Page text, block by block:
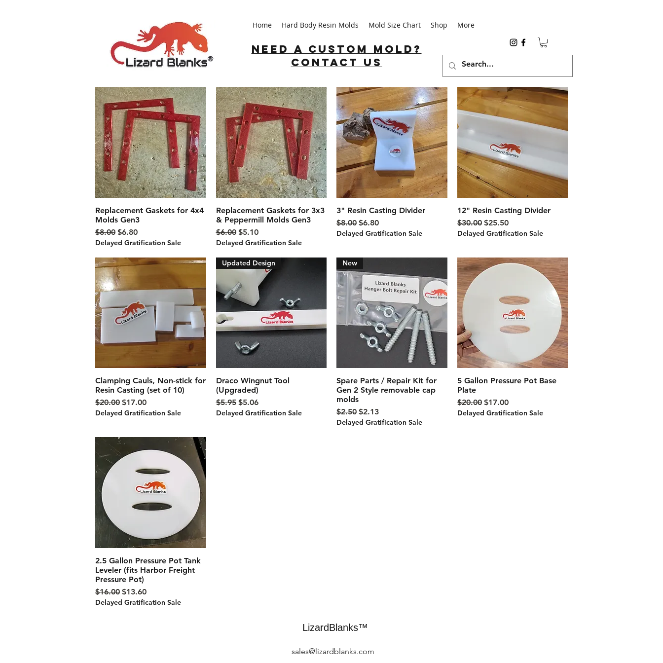
Home Hard Body Resin Molds Mold Size Chart Shop More
Need a custom mold?
Contact us
クイックビュー
Replacement Gaskets for 4x4
Molds Gen3
通常価格
$8.00 セール価格
$6.80
Delayed Gratification Sale
クイックビュー
Replacement Gaskets for 3x3
& Peppermill Molds Gen3
通常価格
$6.00 セール価格
$5.10
Delayed Gratification Sale
クイックビュー
3" Resin Casting Divider
通常価格
$8.00 セール価格
$6.80
Delayed Gratification Sale
クイックビュー
12" Resin Casting Divider
通常価格
$30.00 セール価格
$25.50
Delayed Gratification Sale
クイックビュー
Clamping Cauls, Non-stick for
Resin Casting (set of 10)
通常価格
$20.00 セール価格
$17.00
Delayed Gratification Sale
クイックビュー
Updated Design
Draco Wingnut Tool
(Upgraded)
通常価格
$5.95 セール価格
$5.06
Delayed Gratification Sale
クイックビュー
New
Spare Parts / Repair Kit for
Gen 2 Style removable cap
molds
通常価格
$2.50 セール価格
$2.13
Delayed Gratification Sale
クイックビュー
5 Gallon Pressure Pot Base
Plate
通常価格
$20.00 セール価格
$17.00
Delayed Gratification Sale
クイックビュー
2.5 Gallon Pressure Pot Tank
Leveler (fits Harbor Freight
Pressure Pot)
通常価格
$16.00 セール価格
$13.60
Delayed Gratification Sale
LizardBlanks™
sales@lizardblanks.com